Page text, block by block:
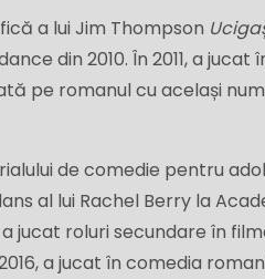
a lui Jim Thompson
din 2010. În 2011, a
pe romanul cu același
de comedie pentru
al lui Rachel Berry la
jucat roluri secundare în
a jucat în comedia